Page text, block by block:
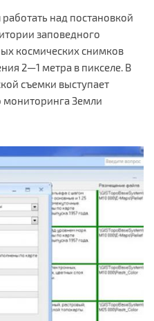
над постановкой
заповедного
космических снимков
2—1 метра в пикселе. В
съемки выступает
мониторинга Земли